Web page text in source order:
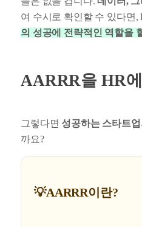
여 수시로 확인할 수 있다면
의 성공에 전략적인 역할을
AARRR을 HR
그렇다면 성공하는 스타트
까요?
💡AARRR이란?